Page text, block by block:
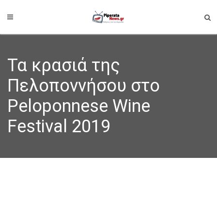
Τα κρασιά της
Πελοποννήσου στο
Peloponnese Wine
Festival 2019